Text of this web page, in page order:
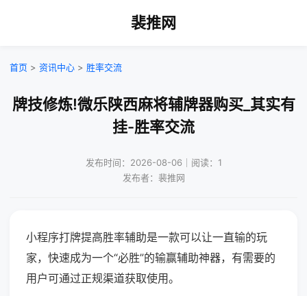
裴推网
首页 > 资讯中心 > 胜率交流
牌技修炼!微乐陕西麻将辅牌器购买_其实有
挂-胜率交流
发布时间：2026-08-06｜阅读：1
发布者：裴推网
小程序打牌提高胜率辅助是一款可以让一直输的玩
家，快速成为一个“必胜”的输赢辅助神器，有需要的
用户可通过正规渠道获取使用。